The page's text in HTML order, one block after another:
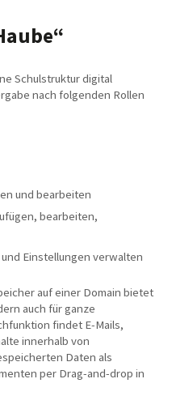
Schulstruktur digital
nach folgenden Rollen
und bearbeiten
bearbeiten,
Einstellungen verwalten
auf einer Domain bietet
auch für ganze
findet E-Mails,
innerhalb von
Daten als
per Drag-and-drop in